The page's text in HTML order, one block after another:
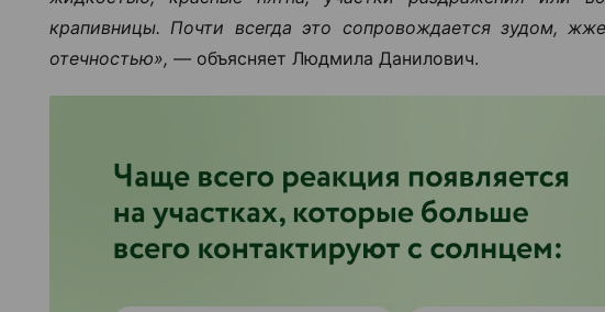
крапивницы. Почти всегда это сопровождается зудом,
отечностью», — объясняет Людмила Данилович.